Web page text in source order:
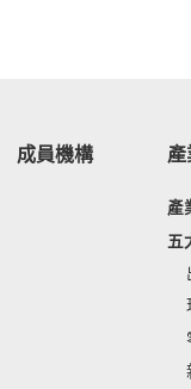
成員機構 產
產
五